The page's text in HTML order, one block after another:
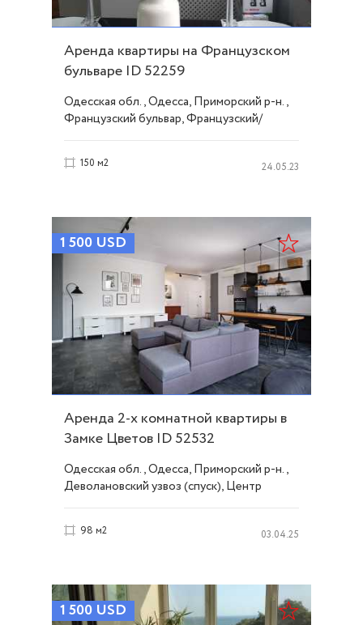
Аренда квартиры на Французском
бульваре ID 52259
Одесская обл., Одесса, Приморский р-н.,
Французский бульвар, Французский/
150 м2 24.05.23
1 500 USD
Аренда 2-х комнатной квартиры в
Замке Цветов ID 52532
Одесская обл., Одесса, Приморский р-н.,
Деволановский узвоз (спуск), Центр
98 м2 03.04.25
1 500 USD